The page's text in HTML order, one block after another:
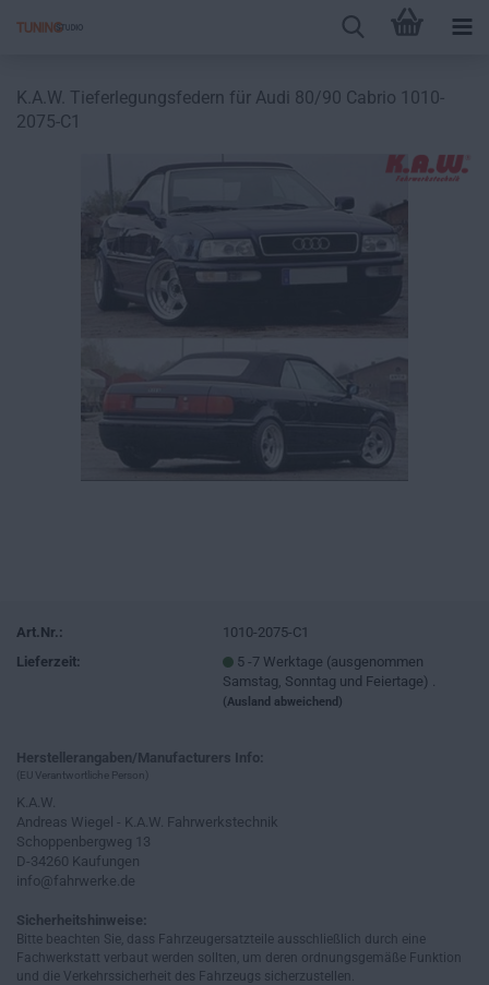
K.A.W. Tieferlegungsfedern für Audi 80/90 Cabrio 1010-
2075-C1
Art.Nr.:
1010-2075-C1
Lieferzeit:
5 -7 Werktage (ausgenommen
Samstag, Sonntag und Feiertage) .
(Ausland abweichend)
Herstellerangaben/Manufacturers Info:
(EU Verantwortliche Person)
K.A.W.
Andreas Wiegel - K.A.W. Fahrwerkstechnik
Schoppenbergweg 13
D-34260 Kaufungen
info@fahrwerke.de
Sicherheitshinweise:
Bitte beachten Sie, dass Fahrzeugersatzteile ausschließlich durch eine
Fachwerkstatt verbaut werden sollten, um deren ordnungsgemäße Funktion
und die Verkehrssicherheit des Fahrzeugs sicherzustellen.